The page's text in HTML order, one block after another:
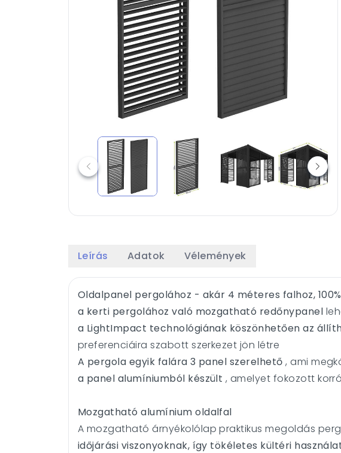
Leírás Adatok Vélemények
Oldalpanel pergolához - akár 4 méteres falhoz,
a kerti pergolához való mozgatható redőnypanel
a LightImpact technológiának köszönhetően az
preferenciáira szabott szerkezet jön létre
A pergola egyik falára 3 panel szerelhető , ami
a panel alumíniumból készült , amelyet fokozott
Mozgatható alumínium oldalfal
A mozgatható árnyékolólap praktikus megoldás
időjárási viszonyoknak, így tökéletes kültéri